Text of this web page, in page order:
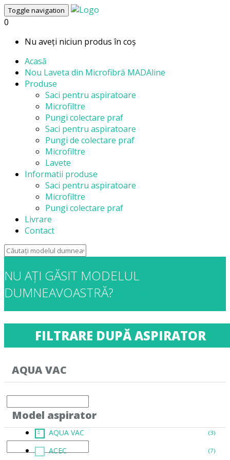
Toggle navigation
0
Nu aveți niciun produs în coș
Acasă
Nou Laveta din Microfibră MADAline
Produse
Saci pentru aspiratoare
Microfiltre
Pungi colectare praf
Saci pentru aspiratoare
Pungi de colectare praf
Microfiltre
Lavete
Informatii produse
Saci pentru aspiratoare
Microfiltre
Pungi colectare praf
Livrare
Contact
NU AȚI GĂSIT MODELUL
DUMNEAVOASTRĂ?
FILTRARE DUPĂ ASPIRATOR
AQUA VAC
AQUA VAC (3)
ACEC (7)
Model aspirator